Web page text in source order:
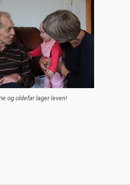
og oldefar lager leven!